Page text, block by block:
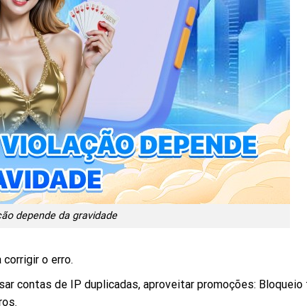
depende da gravidade
o erro.
contas de IP duplicadas, aproveitar promoções: Bloqueio